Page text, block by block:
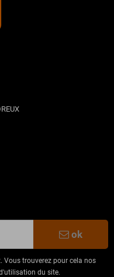
ok
Vous trouverez pour cela nos
du site.